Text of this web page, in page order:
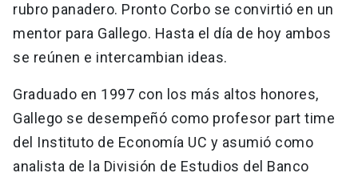
rubro panadero. Pronto Corbo se convirtió en un
mentor para Gallego. Hasta el día de hoy ambos
se reúnen e intercambian ideas.
Graduado en 1997 con los más altos honores,
Gallego se desempeñó como profesor part time
del Instituto de Economía UC y asumió como
analista de la División de Estudios del Banco